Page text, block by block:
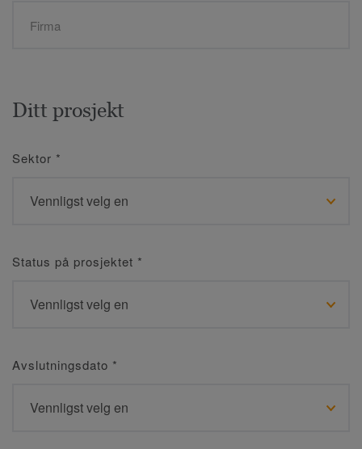
Ditt prosjekt
Sektor *
Status på prosjektet *
Avslutningsdato *